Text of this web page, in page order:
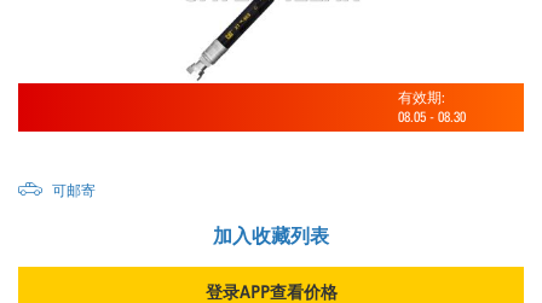
有效期:
08.05 - 08.30
可邮寄
加入收藏列表
登录APP查看价格